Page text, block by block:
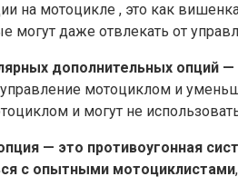
на мотоцикле , это как
могут даже отвлекать от
дополнительных опций —
управление мотоциклом и
и могут не
— это противоугонная
с опытными мотоциклистами